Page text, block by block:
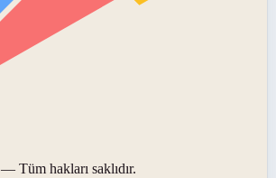
— Tüm hakları saklıdır.